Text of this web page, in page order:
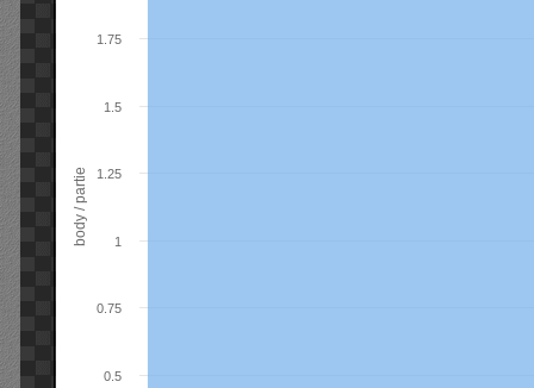
body / partie
0.5
0.75
1
1.25
1.5
1.75